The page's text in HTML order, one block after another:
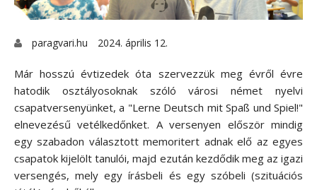
paragvari.hu 2024. április 12.
Már hosszú évtizedek óta szervezzük meg évről évre
hatodik osztályosoknak szóló városi német nyelvi
csapatversenyünket, a "Lerne Deutsch mit Spaß und Spiel!"
elnevezésű vetélkedőnket. A versenyen először mindig
egy szabadon választott memoritert adnak elő az egyes
csapatok kijelölt tanulói, majd ezután kezdődik meg az igazi
versengés, mely egy írásbeli és egy szóbeli (szituációs